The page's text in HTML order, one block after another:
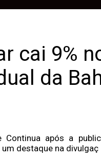
cai 9%
da
após a
destaque na divulgaç